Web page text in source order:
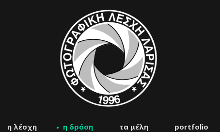
η λέσχη η δράση τα μέλη portfolio